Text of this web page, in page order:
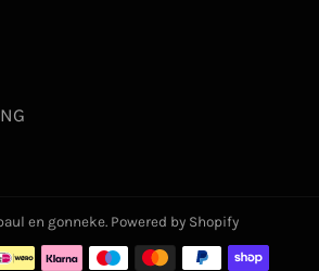
en gonneke. Powered by Shopify